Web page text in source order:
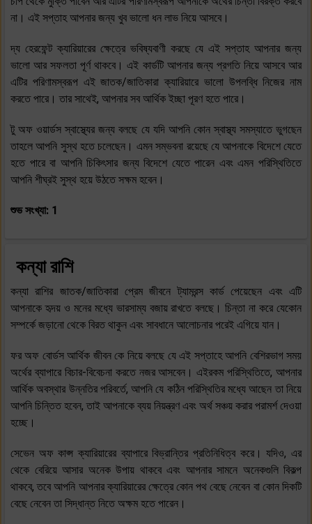
না। এই সপ্তাহ আপনার জন্য খুব ভালো ধন লাভ নিয়ে আসবে।
দ্য হেরফেন্ট ক্যারিয়ারের ক্ষেত্রে ভবিষ্যবাণী করছে যে এই সপ্তাহ আপনার জন্য
ভালো আর সফলতা পূর্ণ থাকবে। এই কার্ডটি আপনার জন্য প্রগতি নিয়ে আসবে আর
এটির পরিণামস্বরূপ এই জাতক/জাতিকারা ক্যারিয়ারে ভালো উপলব্ধি নিজের নাম
করতে পারে। তার সাথেই, আপনার সব আর্থিক ইচ্ছা পূরণ হতে পারে।
টু অফ ওয়ার্ডস স্বাস্থ্যের জন্য বলছে যে যদি আপনি কোন স্বাস্থ্য সমস্যাতে ভুগছেন
তাহলে আপনি সুস্থ হতে চলেছেন। এমন সম্ভবনা রয়েছে যে আপনাকে বিদেশে যেতে
হতে পারে বা আপনি চিকিৎসার জন্য বিদেশে যেতে পারেন এবং এমন পরিস্থিতিতে
আপনি শীঘ্রই সুস্থ হয়ে উঠতে সক্ষম হবেন।
শুভ সংখ্যা: 1
কন্যা রাশি
কন্যা রাশির জাতক/জাতিকারা প্রেম জীবনে ট্যামরন্স কার্ড পেয়েছেন এবং এটি
আপনাকে হৃদয় ও মনের মধ্যে ভারসাম্য বজায় রাখতে বলছে। চিন্তা না করে যেকোন
সম্পর্কে জড়ানো থেকে বিরত থাকুন এবং সাবধানে আলোচনার পরেই এগিয়ে যান।
ফর অফ বোর্ডস আর্থিক জীবন কে নিয়ে বলছে যে এই সপ্তাহে আপনি বেশিরভাগ সময়
অর্থের ব্যাপারে বিচার-বিবেচনা করতে নজর আসবেন। এইরকম পরিস্থিতিতে, আপনার
আর্থিক অবস্থার উন্নতির পরিবর্তে, আপনি যে কঠিন পরিস্থিতির মধ্যে আছেন তা নিয়ে
আপনি চিন্তিত হবেন, তাই আপনাকে ব্যয় নিয়ন্ত্রণ এবং অর্থ সঞ্চয় করার পরামর্শ দেওয়া
হচ্ছে।
সেভেন অফ কাপ্স ক্যারিয়ারের ব্যাপারে বিভ্রান্তির প্রতিনিধিত্ব করে। যদিও, এর
থেকে বেরিয়ে আসার অনেক উপায় থাকবে এবং আপনার সামনে অনেকগুলি বিকল্প
থাকবে, তবে আপনি আপনার ক্যারিয়ারের ক্ষেত্রে কোন পথ বেছে নেবেন বা কোন দিকটি
বেছে নেবেন তা সিদ্ধান্ত নিতে অক্ষম হতে পারেন।